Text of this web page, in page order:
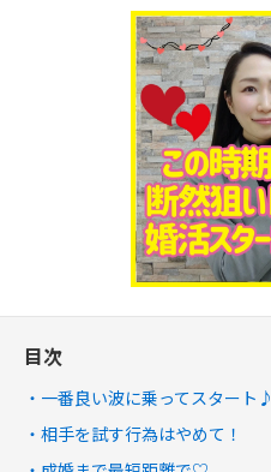
目次
一番良い波に乗ってスタート♪
相手を試す行為はやめて！